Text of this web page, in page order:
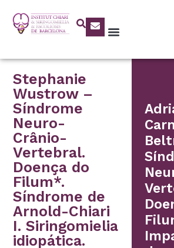
Stephanie
Wustrow –
Síndrome
Neuro-
Crânio-
Vertebral.
Doença do
Filum*.
Síndrome de
Arnold-Chiari
I. Siringomielia
idiopática.